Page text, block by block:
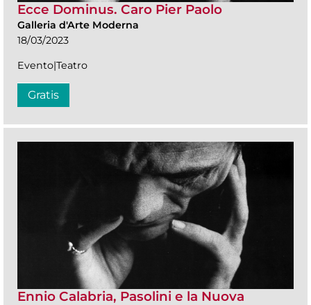
Ecce Dominus. Caro Pier Paolo
Galleria d'Arte Moderna
18/03/2023
Evento|Teatro
Gratis
Ennio Calabria, Pasolini e la Nuova